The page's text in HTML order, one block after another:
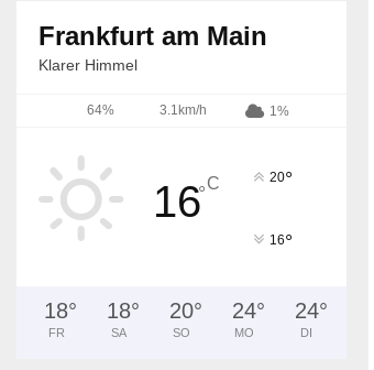
Frankfurt am Main
Klarer Himmel
64% 3.1km/h 1%
16°C 20°
16°
18°
FR
18°
SA
20°
SO
24°
MO
24°
DI